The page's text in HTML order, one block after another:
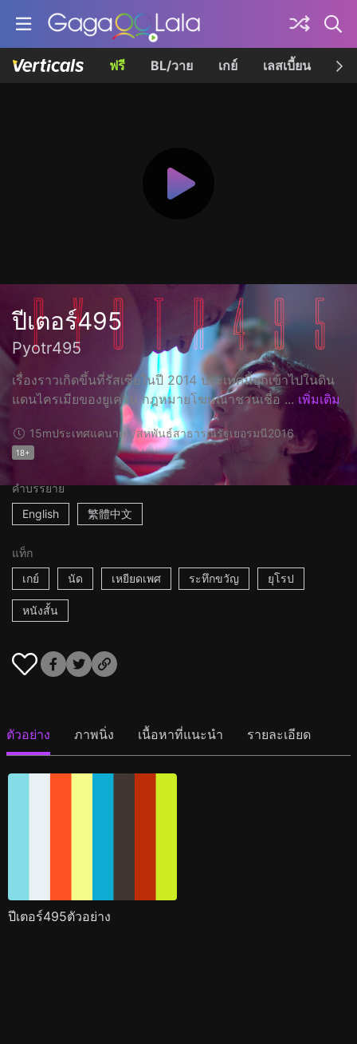
ฟรี BL/วาย เกย์ เลสเบี้ยน เค
ปีเตอร์495
Pyotr495
เรื่องราวเกิดขึ้นที่รัสเซียในปี 2014 ประเทศนี้บุกเข้าไปในดิน
แดนไครเมียของยูเครน กฎหมายโฆษณาชวนเชื่อ ... เพิ่มเติม
15mประเทศแคนาดา/สหพันธ์สาธารณรัฐเยอรมนี2016
18+
คำบรรยาย
English
繁體中文
แท็ก
เกย์
นัด เหยียดเพศ ระทึกขวัญ ยุโรป
หนังสั้น
ตัวอย่าง ภาพนิ่ง เนื้อหาที่แนะนำ รายละเอียด
ปีเตอร์495ตัวอย่าง